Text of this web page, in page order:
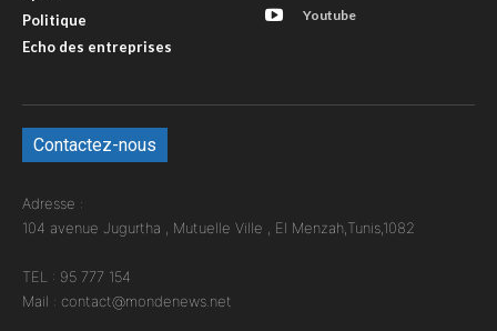
Politique
Echo des entreprises
Youtube
Contactez-nous
Adresse :
104 avenue Jugurtha , Mutuelle Ville , El Menzah,Tunis,1082
TEL : 95 777 154
Mail : contact@mondenews.net